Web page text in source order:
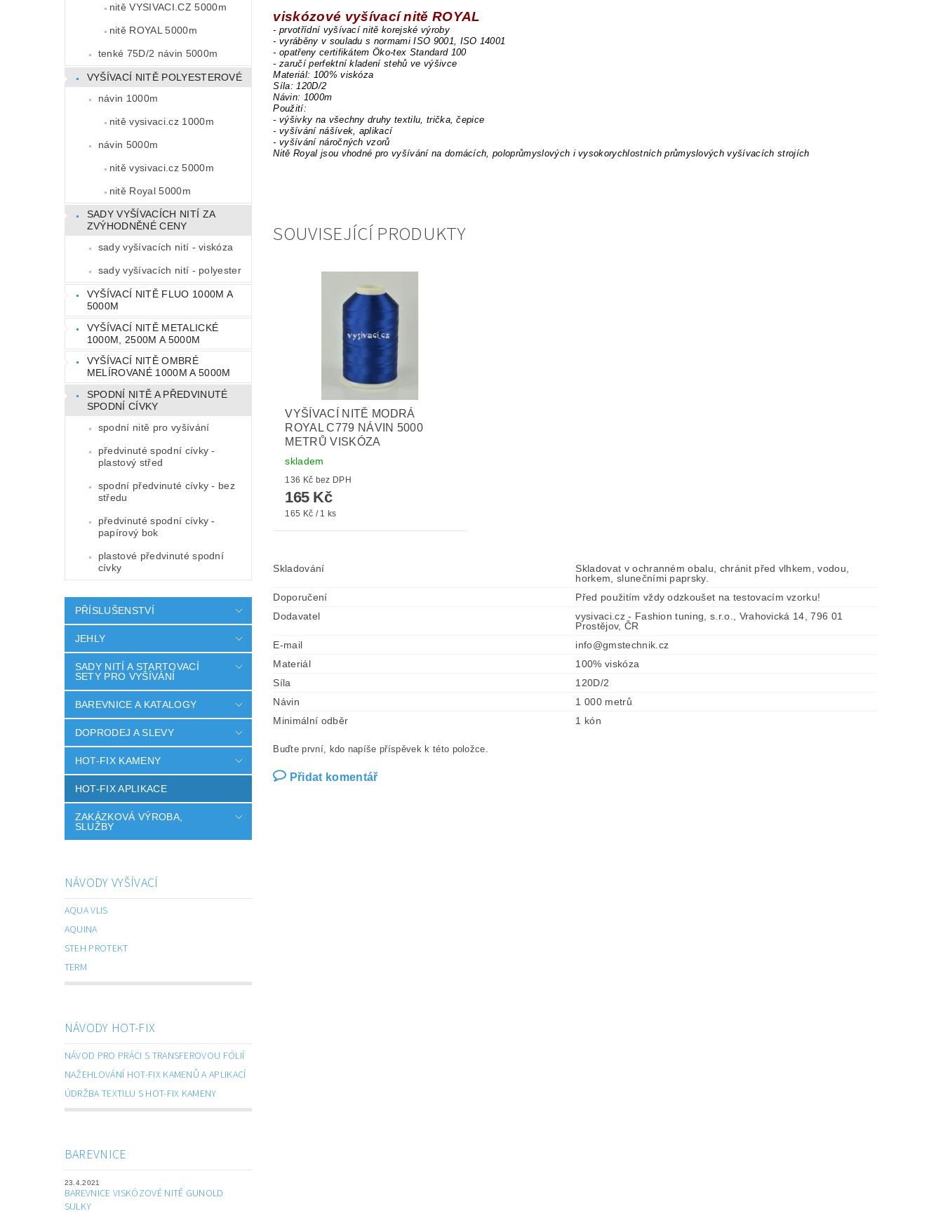
nitě VYSIVACI.CZ 5000m
nitě ROYAL 5000m
tenké 75D/2 návin 5000m
VYŠÍVACÍ NITĚ POLYESTEROVÉ
návin 1000m
nitě vysivaci.cz 1000m
návin 5000m
nitě vysivaci.cz 5000m
nitě Royal 5000m
SADY VYŠÍVACÍCH NITÍ ZA
ZVÝHODNĚNÉ CENY
sady vyšívacích nití - viskóza
sady vyšívacích nití - polyester
VYŠÍVACÍ NITĚ FLUO 1000M A
5000M
VYŠÍVACÍ NITĚ METALICKÉ
1000M, 2500M A 5000M
VYŠÍVACÍ NITĚ OMBRÉ
MELÍROVANÉ 1000M A 5000M
SPODNÍ NITĚ A PŘEDVINUTÉ
SPODNÍ CÍVKY
spodní nitě pro vyšívání
předvinuté spodní cívky -
plastový střed
spodní předvinuté cívky - bez
středu
předvinuté spodní cívky -
papírový bok
plastové předvinuté spodní
cívky
PŘÍSLUŠENSTVÍ
JEHLY
SADY NITÍ A STARTOVACÍ
SETY PRO VYŠÍVÁNÍ
BAREVNICE A KATALOGY
DOPRODEJ A SLEVY
HOT-FIX KAMENY
HOT-FIX APLIKACE
ZAKÁZKOVÁ VÝROBA,
SLUŽBY
NÁVODY VYŠÍVACÍ
AQUA VLIS
AQUINA
STEH PROTEKT
TERM
NÁVODY HOT-FIX
NÁVOD PRO PRÁCI S TRANSFEROVOU FÓLIÍ
NAŽEHLOVÁNÍ HOT-FIX KAMENŮ A APLIKACÍ
ÚDRŽBA TEXTILU S HOT-FIX KAMENY
BAREVNICE
23.4.2021
BAREVNICE VISKÓZOVÉ NITĚ GUNOLD
SULKY
viskózové vyšívací nitě ROYAL
- prvotřídní vyšívací nitě korejské výroby
- vyráběny v souladu s normami ISO 9001, ISO 14001
- opatřeny certifikátem Öko-tex Standard 100
- zaručí perfektní kladení stehů ve výšivce
Materiál: 100% viskóza
Síla: 120D/2
Návin: 1000m
Použití:
- výšivky na všechny druhy textilu, trička, čepice
- vyšívání nášívek, aplikací
- vyšívání náročných vzorů
Nitě Royal jsou vhodné pro vyšívání na domácích, poloprůmyslových i vysokorychlostních průmyslových vyšívacích strojích
SOUVISEJÍCÍ PRODUKTY
VYŠÍVACÍ NITĚ MODRÁ
ROYAL C779 NÁVIN 5000
METRŮ VISKÓZA
skladem
136 Kč bez DPH
165 Kč
165 Kč / 1 ks
Skladování
Skladovat v ochranném obalu, chránit před vlhkem, vodou,
horkem, slunečními paprsky.
Doporučení
Před použitím vždy odzkoušet na testovacím vzorku!
Dodavatel
vysivaci.cz - Fashion tuning, s.r.o., Vrahovická 14, 796 01
Prostějov, ČR
E-mail
info@gmstechnik.cz
Materiál
100% viskóza
Síla
120D/2
Návin
1 000 metrů
Minimální odběr
1 kón
Buďte první, kdo napíše příspěvek k této položce.
Přidat komentář